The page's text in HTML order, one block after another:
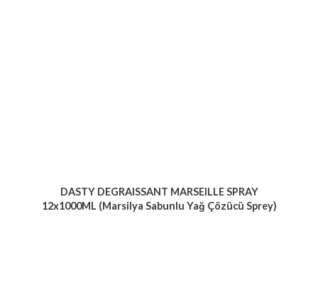
DASTY DEGRAISSANT MARSEILLE SPRAY
12x1000ML (Marsilya Sabunlu Yağ Çözücü Sprey)